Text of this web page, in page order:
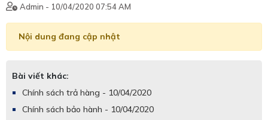
Admin - 10/04/2020 07:54 AM
Nội dung đang cập nhật
Bài viết khác:
Chính sách trả hàng - 10/04/2020
Chính sách bảo hành - 10/04/2020